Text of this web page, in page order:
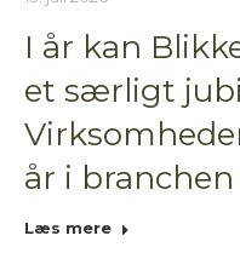
I år kan
et særligt
år i
Læs mere